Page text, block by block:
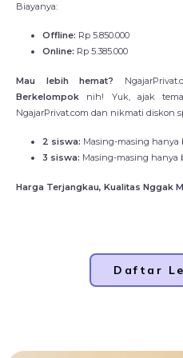
Biayanya:
Offline: Rp 5.850.000
Online: Rp 5.385.000
Mau lebih hemat?
Berkelompok nih! Yuk, ajak
NgajarPrivat.com dan nikmati diskon
2 siswa: Masing-masing hanya
3 siswa: Masing-masing hanya
Harga Terjangkau, Kualitas Nggak
Daftar